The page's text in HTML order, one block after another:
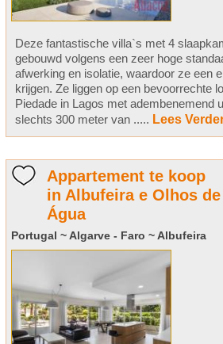
Deze fantastische villa`s met 4
gebouwd volgens een zeer hoge
afwerking en isolatie, waardoor ze een
krijgen. Ze liggen op een bevoorrechte
Piedade in Lagos met adembenemend
slechts 300 meter van ..... Lees
Appartement te koop
in Albufeira e Olhos de
Água
Portugal ~ Algarve - Faro ~ Albufeira